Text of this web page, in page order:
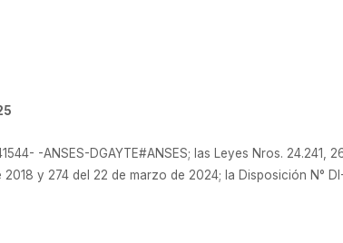
-ANSES-DGAYTE#ANSES; las Leyes Nros. 24.241,
y 274 del 22 de marzo de 2024; la Disposición N°